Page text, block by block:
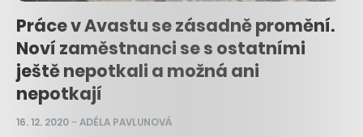
Práce v Avastu se zásadně promění.
Noví zaměstnanci se s ostatními
ještě nepotkali a možná ani
nepotkají
16. 12. 2020–ADÉLA PAVLUNOVÁ